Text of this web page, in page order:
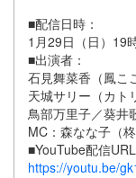
■配信日時：
1月29日（日）19
■出演者：
石見舞菜香（鳳こ
天城サリー（カト
鳥部万里子／葵井
MC：森なな子（柊
■YouTube配信URL
https://youtu.be/